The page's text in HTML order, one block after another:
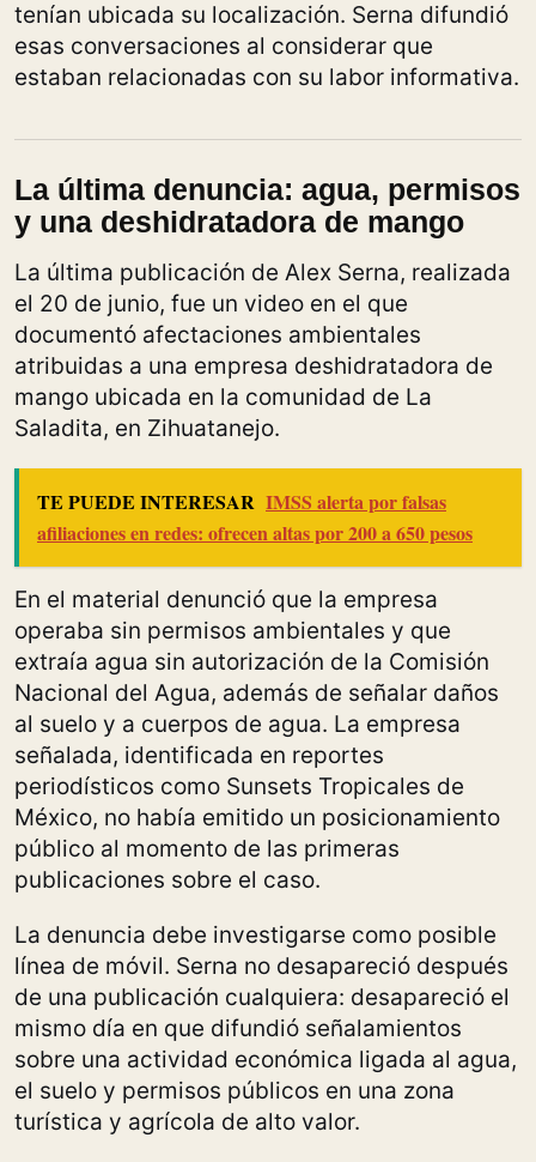
tenían ubicada su localización. Serna difundió
esas conversaciones al considerar que
estaban relacionadas con su labor informativa.
La última denuncia: agua, permisos
y una deshidratadora de mango
La última publicación de Alex Serna, realizada
el 20 de junio, fue un video en el que
documentó afectaciones ambientales
atribuidas a una empresa deshidratadora de
mango ubicada en la comunidad de La
Saladita, en Zihuatanejo.
TE PUEDE INTERESAR IMSS alerta por falsas
afiliaciones en redes: ofrecen altas por 200 a 650 pesos
En el material denunció que la empresa
operaba sin permisos ambientales y que
extraía agua sin autorización de la Comisión
Nacional del Agua, además de señalar daños
al suelo y a cuerpos de agua. La empresa
señalada, identificada en reportes
periodísticos como Sunsets Tropicales de
México, no había emitido un posicionamiento
público al momento de las primeras
publicaciones sobre el caso.
La denuncia debe investigarse como posible
línea de móvil. Serna no desapareció después
de una publicación cualquiera: desapareció el
mismo día en que difundió señalamientos
sobre una actividad económica ligada al agua,
el suelo y permisos públicos en una zona
turística y agrícola de alto valor.